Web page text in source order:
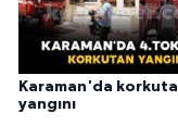
Karaman'da
yangını